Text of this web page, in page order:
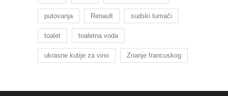
putovanja Renault sudski tumači
toalet toaletna voda
ukrasne kutije za vino Znanje francuskog